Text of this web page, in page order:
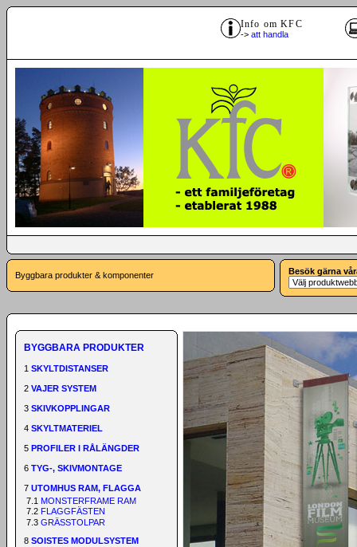
Info om KFC
-> att handla
Byggbara produkter & komponenter Besök gärna
BYGGBARA PRODUKTER
1 SKYLTDISTANSER
2 VAJER SYSTEM
3 SKIVKOPPLINGAR
4 SKYLTMATERIEL
5 PROFILER I RÅLÄNGDER
6 TYG-, SKIVMONTAGE
7 UTOMHUS RAM, FLAGGA
7.1 MONSTERFRAME RAM
7.2 FLAGGFÄSTEN
7.3 GRÄSSTOLPAR
8 SOISTES MODULSYSTEM